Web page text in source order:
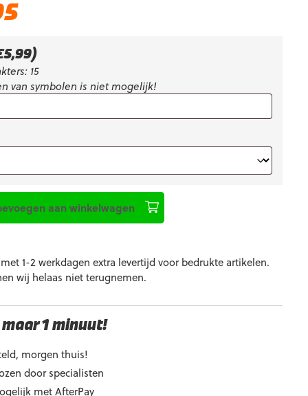
Huidige
€35,95.
5,99)
15
van symbolen is niet mogelijk!
aan winkelwagen
1-2 werkdagen extra levertijd voor bedrukte artikelen.
wij helaas niet terugnemen.
1 minuut!
morgen thuis!
door specialisten
met AfterPay